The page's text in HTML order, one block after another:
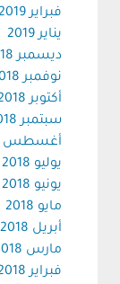
فبراير 2019
يناير 2019
ديسمبر 2018
نوفمبر 2018
أكتوبر 2018
سبتمبر 2018
أغسطس 2018
يوليو 2018
يونيو 2018
مايو 2018
أبريل 2018
مارس 2018
فبراير 2018